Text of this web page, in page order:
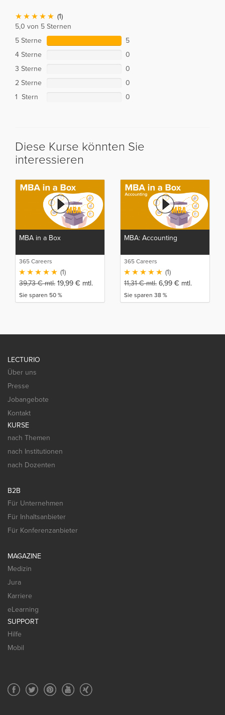
(1)
5,0 von 5 Sternen
5 Sterne
5
4 Sterne
0
3 Sterne
0
2 Sterne
0
1 Stern
0
Diese Kurse könnten Sie
interessieren
MBA in a Box
365 Careers
(1)
39,73€mtl. 19,99 € mtl.
Sie sparen 50 %
MBA: Accounting
365 Careers
(1)
11,31€mtl. 6,99 € mtl.
Sie sparen 38 %
LECTURIO
Über uns
Presse
Jobangebote
Kontakt
KURSE
nach Themen
nach Institutionen
nach Dozenten
B2B
Für Unternehmen
Für Inhaltsanbieter
Für Konferenzanbieter
MAGAZINE
Medizin
Jura
Karriere
eLearning
SUPPORT
Hilfe
Mobil